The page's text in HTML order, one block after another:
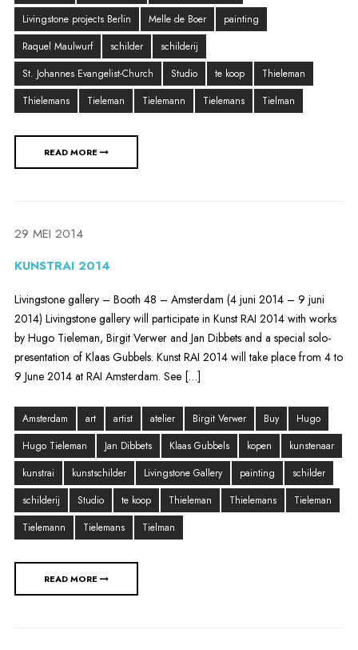
Livingstone projects Berlin
Melle de Boer
painting
Raquel Maulwurf
schilder
schilderij
St. Johannes Evangelist-Church
Studio te koop
Thieleman
Thielemans
Tieleman Tielemann Tielemans Tielman
READ MORE
29 MEI 2014
KUNSTRAI 2014
Livingstone gallery – Booth 48 – Amsterdam (4 juni 2014 – 9 juni
2014) Livingstone gallery will participate in Kunst RAI 2014 with works
by Hugo Tieleman, Birgit Verwer and Jan Dibbets and a special solo-
presentation of Klaas Gubbels. Kunst RAI 2014 will take place from 4 to
9 June 2014 at RAI Amsterdam. See […]
Amsterdam art artist atelier Birgit Verwer Buy
Hugo
Hugo Tieleman
Jan Dibbets Klaas Gubbels kopen
kunstenaar
kunstrai
kunstschilder Livingstone Gallery painting
schilder
schilderij
Studio te koop Thieleman Thielemans
Tieleman
Tielemann
Tielemans Tielman
READ MORE